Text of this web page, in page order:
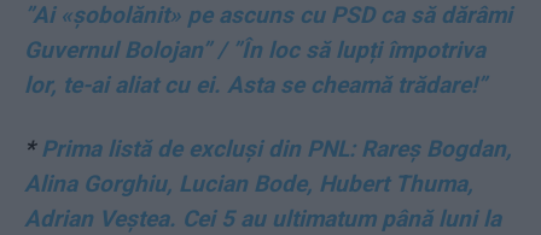
”Ai «șobolănit» pe ascuns cu PSD ca să dărâmi
Guvernul Bolojan” / ”În loc să lupți împotriva
lor, te-ai aliat cu ei. Asta se cheamă trădare!”
*Prima listă de excluși din PNL: Rareș Bogdan,
Alina Gorghiu, Lucian Bode, Hubert Thuma,
Adrian Veștea. Cei 5 au ultimatum până luni la